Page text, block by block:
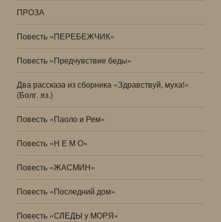
ПРОЗА
Повесть «ПЕРЕБЕЖЧИК»
Повесть «Предчувствие беды»
Два рассказа из сборника «Здравствуй, муха!»
(Болг. яз.)
Повесть «Паоло и Рем»
Повесть «Н Е М О»
Повесть «ЖАСМИН»
Повесть «Последний дом»
Повесть «СЛЕДЫ у МОРЯ»